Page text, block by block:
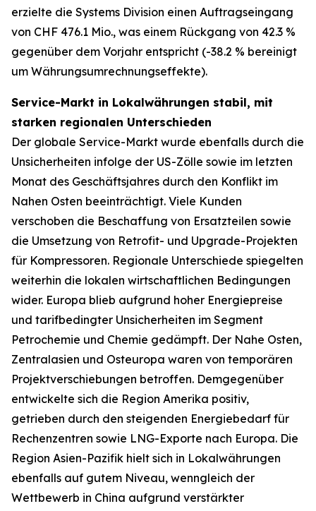
erzielte die Systems Division einen Auftragseingang
von CHF 476.1 Mio., was einem Rückgang von 42.3 %
gegenüber dem Vorjahr entspricht (-38.2 % bereinigt
um Währungsumrechnungseffekte).
Service-Markt in Lokalwährungen stabil, mit
starken regionalen Unterschieden
Der globale Service-Markt wurde ebenfalls durch die
Unsicherheiten infolge der US-Zölle sowie im letzten
Monat des Geschäftsjahres durch den Konflikt im
Nahen Osten beeinträchtigt. Viele Kunden
verschoben die Beschaffung von Ersatzteilen sowie
die Umsetzung von Retrofit- und Upgrade-Projekten
für Kompressoren. Regionale Unterschiede spiegelten
weiterhin die lokalen wirtschaftlichen Bedingungen
wider. Europa blieb aufgrund hoher Energiepreise
und tarifbedingter Unsicherheiten im Segment
Petrochemie und Chemie gedämpft. Der Nahe Osten,
Zentralasien und Osteuropa waren von temporären
Projektverschiebungen betroffen. Demgegenüber
entwickelte sich die Region Amerika positiv,
getrieben durch den steigenden Energiebedarf für
Rechenzentren sowie LNG-Exporte nach Europa. Die
Region Asien-Pazifik hielt sich in Lokalwährungen
ebenfalls auf gutem Niveau, wenngleich der
Wettbewerb in China aufgrund verstärkter